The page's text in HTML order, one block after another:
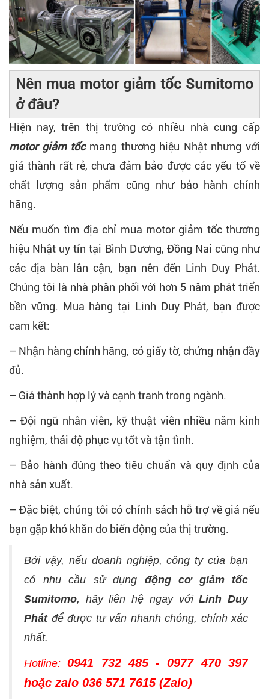
Nên mua motor giảm tốc Sumitomo
ở đâu?
Hiện nay, trên thị trường có nhiều nhà cung cấp
motor giảm tốcmang thương hiệu Nhật nhưng với
giá thành rất rẻ, chưa đảm bảo được các yếu tố về
chất lượng sản phẩm cũng như bảo hành chính
hãng.
Nếu muốn tìm địa chỉ mua motor giảm tốc thương
hiệu Nhật uy tín tại Bình Dương, Đồng Nai cũng như
các địa bàn lân cận, bạn nên đến Linh Duy Phát.
Chúng tôi là nhà phân phối với hơn 5 năm phát triển
bền vững. Mua hàng tại Linh Duy Phát, bạn được
cam kết:
– Nhận hàng chính hãng, có giấy tờ, chứng nhận đầy
đủ.
– Giá thành hợp lý và cạnh tranh trong ngành.
– Đội ngũ nhân viên, kỹ thuật viên nhiều năm kinh
nghiệm, thái độ phục vụ tốt và tận tình.
– Bảo hành đúng theo tiêu chuẩn và quy định của
nhà sản xuất.
– Đặc biệt, chúng tôi có chính sách hỗ trợ về giá nếu
bạn gặp khó khăn do biến động của thị trường.
Bởi vậy, nếu doanh nghiệp, công ty của bạn
có nhu cầu sử dụng động cơ giảm tốc
Sumitomo, hãy liên hệ ngay vớiLinh Duy
Phát để được tư vấn nhanh chóng, chính xác
nhất.
Hotline:0941 732 485 - 0977 470 397
hoặc zalo 036 571 7615 (Zalo)